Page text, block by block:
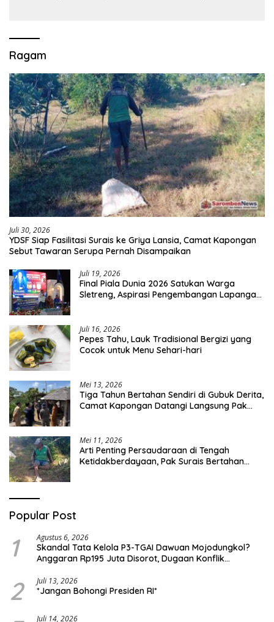
Ragam
Juli 30, 2026
YDSF Siap Fasilitasi Surais ke Griya Lansia, Camat Kapongan
Sebut Tawaran Serupa Pernah Disampaikan
Juli 19, 2026
Final Piala Dunia 2026 Satukan Warga
Sletreng, Aspirasi Pengembangan Lapangan
Juli 16, 2026
Pepes Tahu, Lauk Tradisional Bergizi yang
Cocok untuk Menu Sehari-hari
Mei 13, 2026
Tiga Tahun Bertahan Sendiri di Gubuk Derita,
Camat Kapongan Datangi Langsung Pak
Mei 11, 2026
Arti Penting Persaudaraan di Tengah
Ketidakberdayaan, Pak Surais Bertahan
Popular Post
1 Agustus 6, 2026
Skandal Tata Kelola P3-TGAI Dawuan Mojodungkol?
Anggaran Rp195 Juta Disorot, Dugaan Konflik
2 Juli 13, 2026
*Jangan Bohongi Presiden RI*
Juli 14, 2026